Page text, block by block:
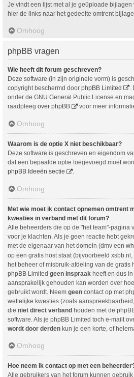
Je vindt een lijst met al je geüploade
hier de links naar het gedeelte omtrent
Omhoog
phpBB vragen
Wie heeft dit forum geschreven?
Deze software (in zijn originele vorm) is
copyright beschermd door phpBB Limited
onder de GNU General Public License en
raadpleeg over phpBB voor meer
Omhoog
Waarom is de optie X niet beschikbaar?
Deze software is geschreven en eigendom
dat een bepaalde optie toegevoegd moet
phpBB Ideeën sectie
.
Omhoog
Met wie moet ik contact opnemen omtrent
kwesties in verband met dit forum?
Alle beheerders die op de "het team"-pagina
voor je klachten. Als je geen reactie hebt
met de eigenaar van het domein (dmv een
op een gratis host staat (bijvoorbeeld
het beheer of misbruik-afdeling van de gratis
phpBB Limited geen inspraak heeft en dus
aansprakelijk gehouden kan worden over
gebruikt wordt. Neem geen contact op met
wettelijke kwesties (zoals
die niet direct verband houden met de
software. Als je phpBB Limited toch e-mailt
wordt door derden kun je een korte, of
Omhoog
Hoe neem ik contact op met een
Alle gebruikers van het forum kunnen gebruik